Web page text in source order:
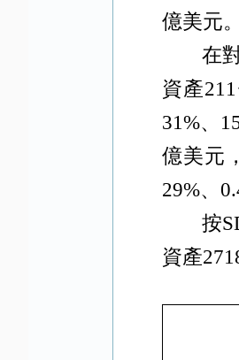
億美元。
在
資產211
31%、
億美元
29%、
按
資產